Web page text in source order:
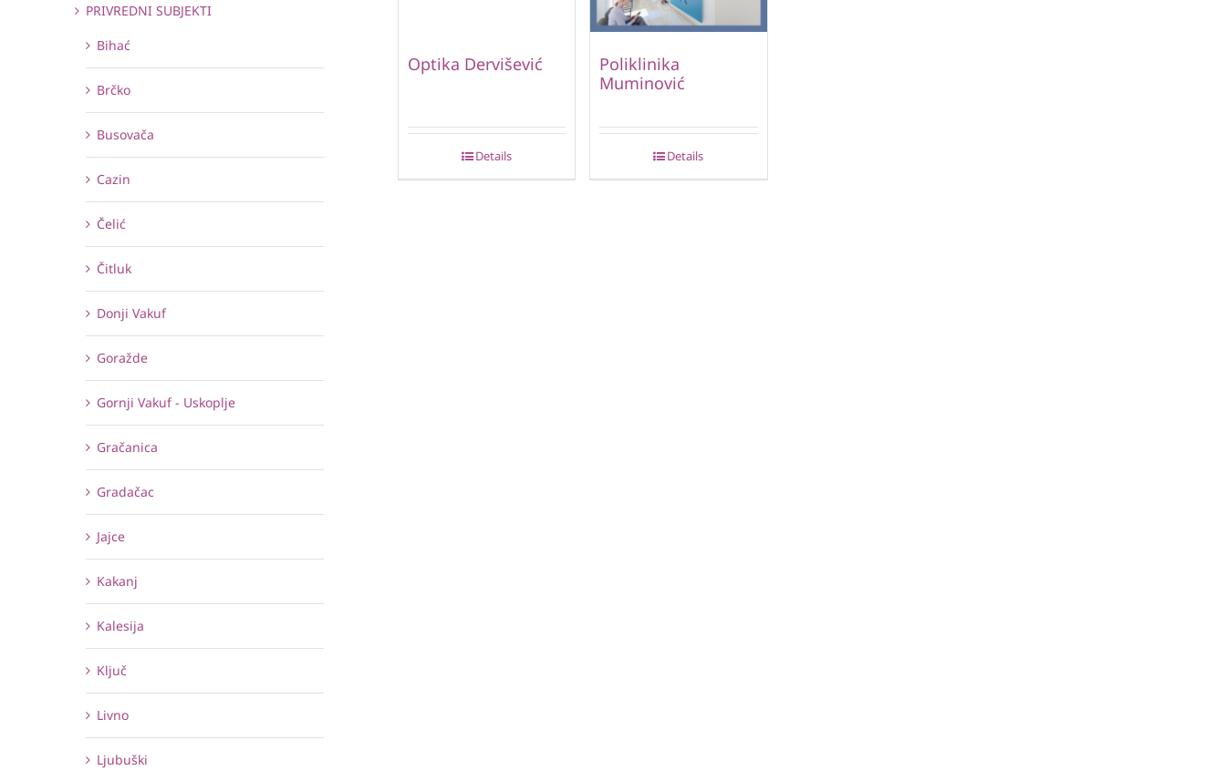
Optika Dervišević
Details
Poliklinika
Muminović
Details
PRIVREDNI SUBJEKTI
Bihać
Brčko
Busovača
Cazin
Čelić
Čitluk
Donji Vakuf
Goražde
Gornji Vakuf - Uskoplje
Gračanica
Gradačac
Jajce
Kakanj
Kalesija
Ključ
Livno
Ljubuški